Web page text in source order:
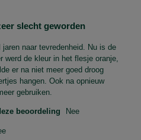
slecht geworden
naar tevredenheid. Nu is de
werd de kleur in het flesje oranje,
er na niet meer goed droog
hangen. Ook na opnieuw
gebruiken.
beoordeling Nee